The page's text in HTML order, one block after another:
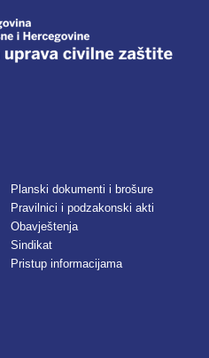
Planski dokumenti i brošure
Pravilnici i podzakonski akti
Obavještenja
Sindikat
Pristup informacijama